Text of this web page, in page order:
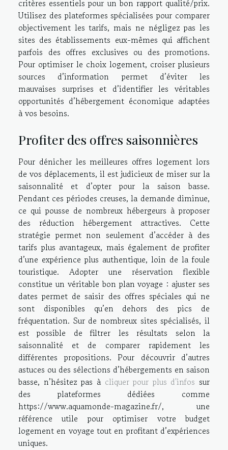
critères essentiels pour un bon rapport qualité/prix.
Utilisez des plateformes spécialisées pour comparer
objectivement les tarifs, mais ne négligez pas les
sites des établissements eux-mêmes qui affichent
parfois des offres exclusives ou des promotions.
Pour optimiser le choix logement, croiser plusieurs
sources d’information permet d’éviter les
mauvaises surprises et d’identifier les véritables
opportunités d’hébergement économique adaptées
à vos besoins.
Profiter des offres saisonnières
Pour dénicher les meilleures offres logement lors
de vos déplacements, il est judicieux de miser sur la
saisonnalité et d’opter pour la saison basse.
Pendant ces périodes creuses, la demande diminue,
ce qui pousse de nombreux hébergeurs à proposer
des réduction hébergement attractives. Cette
stratégie permet non seulement d’accéder à des
tarifs plus avantageux, mais également de profiter
d’une expérience plus authentique, loin de la foule
touristique. Adopter une réservation flexible
constitue un véritable bon plan voyage : ajuster ses
dates permet de saisir des offres spéciales qui ne
sont disponibles qu’en dehors des pics de
fréquentation. Sur de nombreux sites spécialisés, il
est possible de filtrer les résultats selon la
saisonnalité et de comparer rapidement les
différentes propositions. Pour découvrir d’autres
astuces ou des sélections d’hébergements en saison
basse, n’hésitez pas à cliquer pour plus d'infos sur
des plateformes dédiées comme
https://www.aquamonde-magazine.fr/, une
référence utile pour optimiser votre budget
logement en voyage tout en profitant d’expériences
uniques.